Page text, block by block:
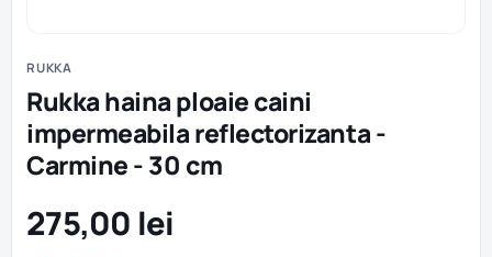
RUKKA
Rukka haina ploaie caini
impermeabila reflectorizanta -
Carmine - 30 cm
275,00 lei